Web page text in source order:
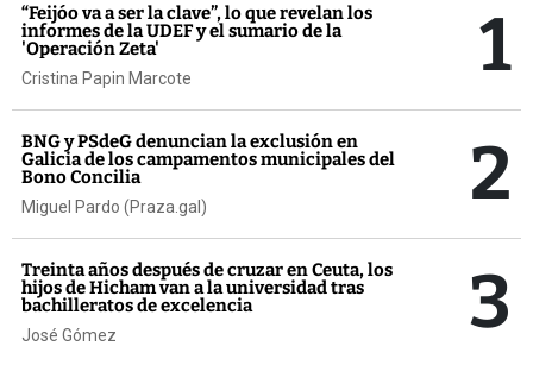
“Feijóo va a ser la clave”, lo que revelan los
informes de la UDEF y el sumario de la
'Operación Zeta'
Cristina Papin Marcote 1
BNG y PSdeG denuncian la exclusión en
Galicia de los campamentos municipales del
Bono Concilia
Miguel Pardo (Praza.gal) 2
Treinta años después de cruzar en Ceuta, los
hijos de Hicham van a la universidad tras
bachilleratos de excelencia
José Gómez 3